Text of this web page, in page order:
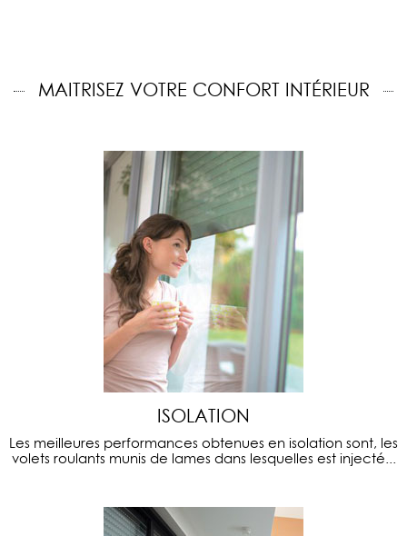
MAITRISEZ VOTRE CONFORT INTÉRIEUR
ISOLATION
Les meilleures performances obtenues en isolation sont, les
volets roulants munis de lames dans lesquelles est injecté...